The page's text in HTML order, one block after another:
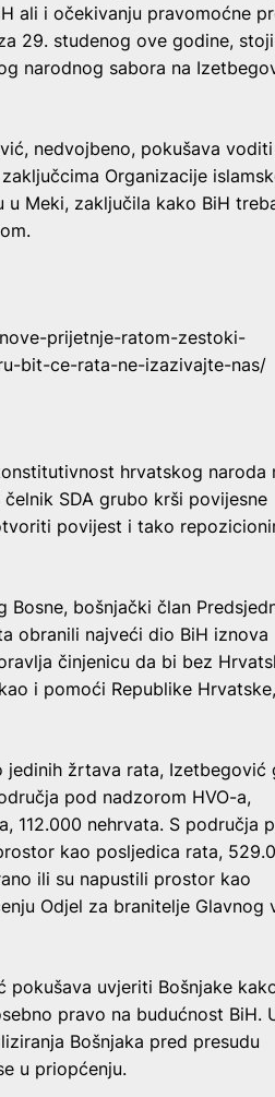
ali i očekivanju pravomoćne
29. studenog ove godine,
narodnog sabora na
nedvojbeno, pokušava voditi
Organizacije
u Meki, zaključila kako BiH
prijetnje-ratom-zestoki-
bit-ce-rata-ne-izazivajte-nas/
hrvatskog naroda
SDA grubo krši povijesne
povijest i tako
bošnjački član
obranili najveći dio BiH iznova
činjenicu da bi bez
i pomoći Republike
jedinih žrtava rata, Izetbegović
pod nadzorom HVO-a,
112.000 nehrvata. S područja
kao posljedica rata,
ili su napustili prostor kao
Odjel za branitelje Glavnog
pokušava uvjeriti Bošnjake
pravo na budućnost BiH.
Bošnjaka pred presudu
u priopćenju.